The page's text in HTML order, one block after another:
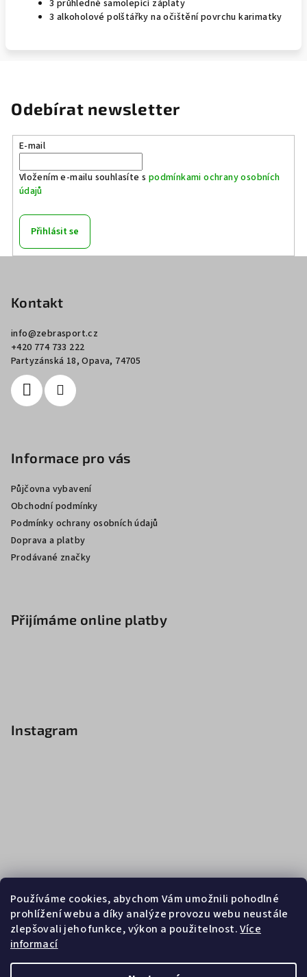
Používáme cookies, abychom Vám umožnili pohodlné
prohlížení webu a díky analýze provozu webu neustále
zlepšovali jeho funkce, výkon a použitelnost.Více
informací
3 průhledné samolepící záplaty
3 alkoholové polštářky na očištění povrchu karimatky
Odebírat newsletter
E-mail
Vložením e-mailu souhlasíte s podmínkami ochrany osobních
údajů
Přihlásit se
Kontakt
info@zebrasport.cz
+420 774 733 222
Partyzánská 18, Opava, 74705
Informace pro vás
Půjčovna vybavení
Obchodní podmínky
Podmínky ochrany osobních údajů
Doprava a platby
Prodávané značky
Přijímáme online platby
Instagram